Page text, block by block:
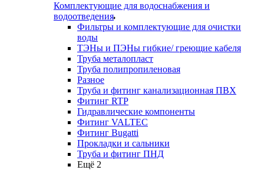
Комплектующие для водоснабжения и
водоотведения
Фильтры и комплектующие для очистки
воды
ТЭНы и ПЭНы гибкие/ греющие кабеля
Труба металопласт
Труба полипропиленовая
Разное
Труба и фитинг канализационная ПВХ
Фитинг RTP
Гидравлические компоненты
Фитинг VALTEC
Фитинг Bugatti
Прокладки и сальники
Труба и фитинг ПНД
Ещё 2